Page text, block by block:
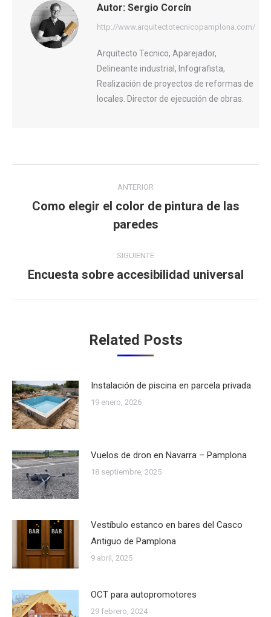
Autor: Sergio Corcín
http://www.arquitectotecnicopamplona.com/
Arquitecto Tecnico, Aparejador,
Delineante industrial, Infografista,
Realización de proyectos de reformas de
locales. Director de ejecución de obras.
entre
publicaciones
ANTERIOR
Publicación
anterior:
Como elegir el color de pintura de las
paredes
SIGUIENTE
Publicación
Encuesta sobre accesibilidad universal
Related Posts
Instalación de piscina en parcela privada
19 enero, 2026
Vuelos de dron en Navarra – Pamplona
18 septiembre, 2025
Vestíbulo estanco en bares del Casco
Antiguo de Pamplona
9 abril, 2025
OCT para autopromotores
29 febrero, 2024